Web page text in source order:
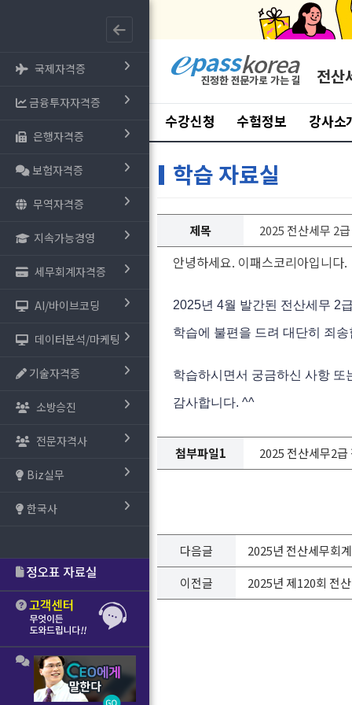
국제자격증
금융투자자격증
은행자격증
보험자격증
무역자격증
지속가능경영
세무회계자격증
AI/바이브코딩
데이터분석/마케팅
기술자격증
소방승진
전문자격사
Biz실무
한국사
전산
수강신청 수험정보 강사소
학습 자료실
제목 2025 전산세무 2
안녕하세요. 이패스코리아입니다.
2025년 4월 발간된 전산세무 2
학습에 불편을 드려 대단히 죄송
학습하시면서 궁금하신 사항
감사합니다. ^^
첨부파일1 2025 전산세무2
다음글
2025년 전산세무회
이전글
2025년 제120회 전